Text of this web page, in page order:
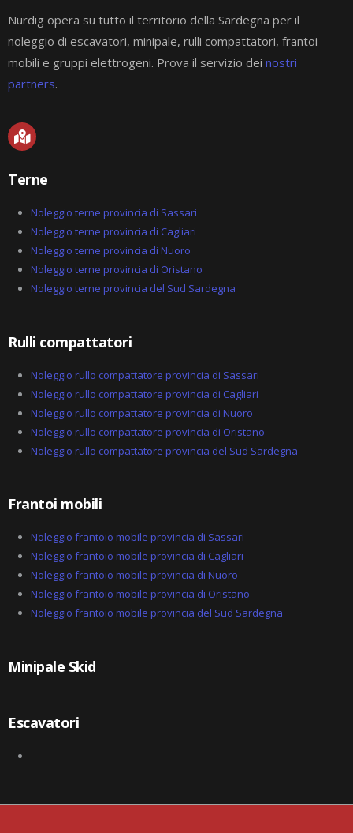
Nurdig opera su tutto il territorio della Sardegna per il
noleggio di escavatori, minipale, rulli compattatori, frantoi
mobili e gruppi elettrogeni. Prova il servizio dei nostri
partners.
M
a
m
r
k
d
-
a
Terne
Noleggio terne provincia di Sassari
Noleggio terne provincia di Cagliari
Noleggio terne provincia di Nuoro
Noleggio terne provincia di Oristano
Noleggio terne provincia del Sud Sardegna
Rulli compattatori
Noleggio rullo compattatore provincia di Sassari
Noleggio rullo compattatore provincia di Cagliari
Noleggio rullo compattatore provincia di Nuoro
Noleggio rullo compattatore provincia di Oristano
Noleggio rullo compattatore provincia del Sud Sardegna
Frantoi mobili
Noleggio frantoio mobile provincia di Sassari
Noleggio frantoio mobile provincia di Cagliari
Noleggio frantoio mobile provincia di Nuoro
Noleggio frantoio mobile provincia di Oristano
Noleggio frantoio mobile provincia del Sud Sardegna
Minipale Skid
Escavatori